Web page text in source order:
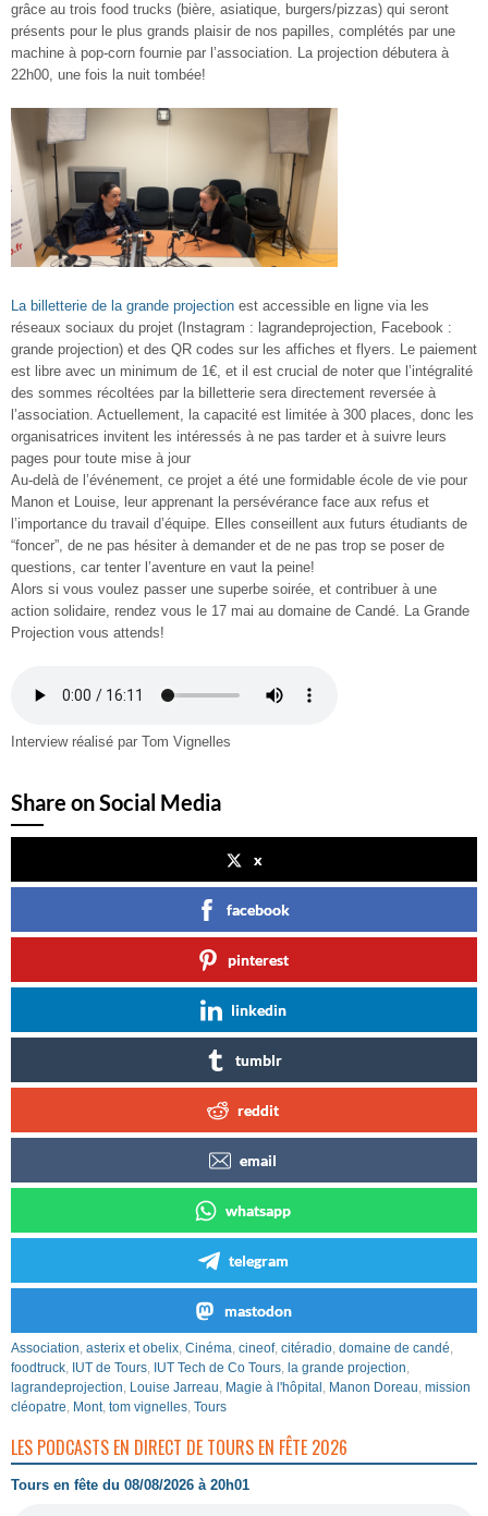
grâce au trois food trucks (bière, asiatique, burgers/pizzas) qui seront
présents pour le plus grands plaisir de nos papilles, complétés par une
machine à pop-corn fournie par l’association. La projection débutera à
22h00, une fois la nuit tombée!
La billetterie de la grande projection est accessible en ligne via les
réseaux sociaux du projet (Instagram : lagrandeprojection, Facebook :
grande projection) et des QR codes sur les affiches et flyers. Le paiement
est libre avec un minimum de 1€, et il est crucial de noter que l’intégralité
des sommes récoltées par la billetterie sera directement reversée à
l’association. Actuellement, la capacité est limitée à 300 places, donc les
organisatrices invitent les intéressés à ne pas tarder et à suivre leurs
pages pour toute mise à jour
Au-delà de l’événement, ce projet a été une formidable école de vie pour
Manon et Louise, leur apprenant la persévérance face aux refus et
l’importance du travail d’équipe. Elles conseillent aux futurs étudiants de
“foncer”, de ne pas hésiter à demander et de ne pas trop se poser de
questions, car tenter l’aventure en vaut la peine!
Alors si vous voulez passer une superbe soirée, et contribuer à une
action solidaire, rendez vous le 17 mai au domaine de Candé. La Grande
Projection vous attends!
Interview réalisé par Tom Vignelles
Share on Social Media
x
facebook
pinterest
linkedin
tumblr
reddit
email
whatsapp
telegram
mastodon
Association, asterix et obelix, Cinéma, cineof, citéradio, domaine de candé,
foodtruck, IUT de Tours, IUT Tech de Co Tours, la grande projection,
lagrandeprojection, Louise Jarreau, Magie à l'hôpital , Manon Doreau, mission
cléopatre, Mont, tom vignelles, Tours
LES PODCASTS EN DIRECT DE TOURS EN FÊTE 2026
Tours en fête du 08/08/2026 à 20h01